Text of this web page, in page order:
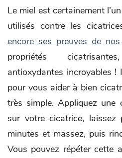
Le miel est certainement
utilisés contre les
encore ses preuves de
propriétés
antioxydantes incroyables !
pour vous aider à bien
très simple. Appliquez une
sur votre cicatrice, laissez
minutes et massez, puis
Vous pouvez répéter cette